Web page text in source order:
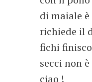
di maiale
richiede il
fichi
secci non
ciao !